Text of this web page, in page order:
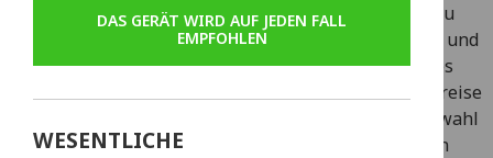
Lissabons zu cruisen, entlang malerischer Ufer zu
schlendern und verborgene Gassen mit Leichtigkeit und
Stil zu erkunden. Tauchen Sie ein in den Geist des
Abenteuers, während Sie sich auf eine Entdeckungsreise
begeben – unterstützt durch unsere vielfältige Auswahl
an sorgfältig gewarteten und qualitätsgeprüften
DAS GERÄT WIRD AUF JEDEN FALL
EMPFOHLEN
WESENTLICHE